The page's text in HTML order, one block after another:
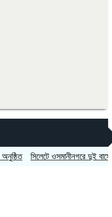
সিলেটে ওসমানীনগরে দুই বাসের